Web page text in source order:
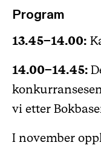
Program
13.45–14.00:
14.00–14.45:
vi etter
I november